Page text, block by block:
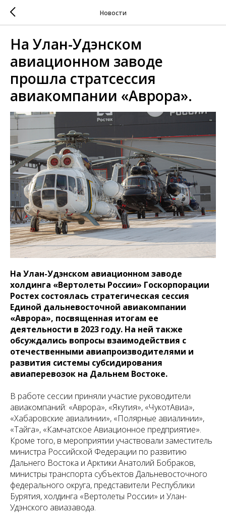
Новости
На Улан-Удэнском
авиационном заводе
прошла стратсессия
авиакомпании «Аврора».
На Улан-Удэнском авиационном заводе
холдинга «Вертолеты России» Госкорпорации
Ростех состоялась стратегическая сессия
Единой дальневосточной авиакомпании
«Аврора», посвященная итогам ее
деятельности в 2023 году. На ней также
обсуждались вопросы взаимодействия с
отечественными авиапроизводителями и
развития системы субсидирования
авиаперевозок на Дальнем Востоке.
В работе сессии приняли участие руководители
авиакомпаний: «Аврора», «Якутия», «ЧукотАвиа»,
«Хабаровские авиалинии», «Полярные авиалинии»,
«Тайга», «Камчатское Авиационное предприятие».
Кроме того, в мероприятии участвовали заместитель
министра Российской Федерации по развитию
Дальнего Востока и Арктики Анатолий Бобраков,
министры транспорта субъектов Дальневосточного
федерального округа, представители Республики
Бурятия, холдинга «Вертолеты России» и Улан-
Удэнского авиазавода.